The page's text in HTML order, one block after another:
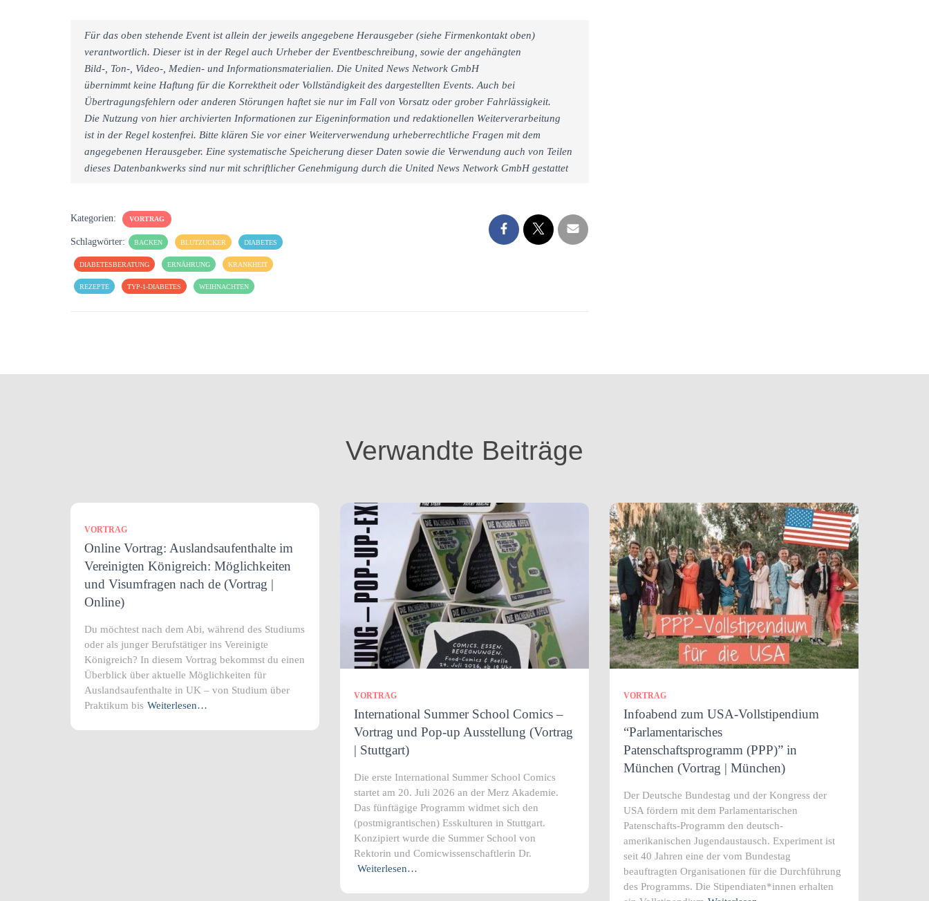
Für das oben stehende Event ist allein der jeweils angegebene Herausgeber (siehe Firmenkontakt oben)
verantwortlich. Dieser ist in der Regel auch Urheber der Eventbeschreibung, sowie der angehängten
Bild-, Ton-, Video-, Medien- und Informationsmaterialien. Die United News Network GmbH
übernimmt keine Haftung für die Korrektheit oder Vollständigkeit des dargestellten Events. Auch bei
Übertragungsfehlern oder anderen Störungen haftet sie nur im Fall von Vorsatz oder grober Fahrlässigkeit.
Die Nutzung von hier archivierten Informationen zur Eigeninformation und redaktionellen Weiterverarbeitung
ist in der Regel kostenfrei. Bitte klären Sie vor einer Weiterverwendung urheberrechtliche Fragen mit dem
angegebenen Herausgeber. Eine systematische Speicherung dieser Daten sowie die Verwendung auch von Teilen
dieses Datenbankwerks sind nur mit schriftlicher Genehmigung durch die United News Network GmbH gestattet
Kategorien: VORTRAG
Schlagwörter: BACKEN BLUTZUCKER DIABETES
DIABETESBERATUNG ERNÄHRUNG KRANKHEIT
REZEPTE TYP-1-DIABETES WEIHNACHTEN
Verwandte Beiträge
VORTRAG
Online Vortrag: Auslandsaufenthalte im
Vereinigten Königreich: Möglichkeiten
und Visumfragen nach de (Vortrag |
Online)
Du möchtest nach dem Abi, während des Studiums
oder als junger Berufstätiger ins Vereinigte
Königreich? In diesem Vortrag bekommst du einen
Überblick über aktuelle Möglichkeiten für
Auslandsaufenthalte in UK – von Studium über
Praktikum bis Weiterlesen…
VORTRAG
International Summer School Comics –
Vortrag und Pop-up Ausstellung (Vortrag
| Stuttgart)
Die erste International Summer School Comics
startet am 20. Juli 2026 an der Merz Akademie.
Das fünftägige Programm widmet sich den
(postmigrantischen) Esskulturen in Stuttgart.
Konzipiert wurde die Summer School von
Rektorin und Comicwissenschaftlerin Dr.
Weiterlesen…
VORTRAG
Infoabend zum USA-Vollstipendium
“Parlamentarisches
Patenschaftsprogramm (PPP)” in
München (Vortrag | München)
Der Deutsche Bundestag und der Kongress der
USA fördern mit dem Parlamentarischen
Patenschafts-Programm den deutsch-
amerikanischen Jugendaustausch. Experiment ist
seit 40 Jahren eine der vom Bundestag
beauftragten Organisationen für die Durchführung
des Programms. Die Stipendiaten*innen erhalten